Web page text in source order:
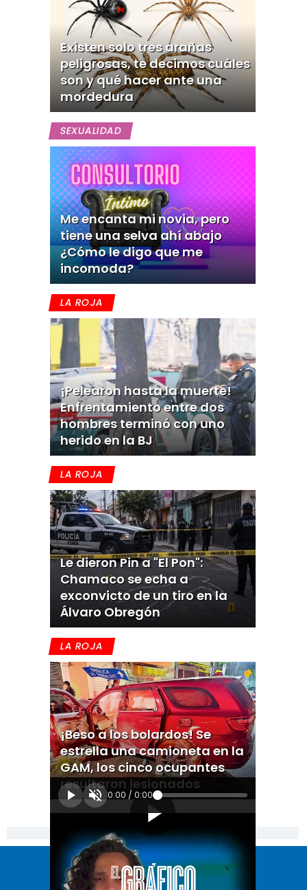
Existen solo tres arañas
peligrosas, te decimos cuáles
son y qué hacer ante una
mordedura
SEXUALIDAD
Me encanta mi novia, pero
tiene una selva ahí abajo
¿Cómo le digo que me
incomoda?
LA ROJA
¡Pelearon hasta la muerte!
Enfrentamiento entre dos
hombres terminó con uno
herido en la BJ
LA ROJA
Le dieron Pin a "El Pon":
Chamaco se echa a
exconvicto de un tiro en la
Álvaro Obregón
LA ROJA
¡Beso a los bolardos! Se
estrella una camioneta en la
GAM, los cinco ocupantes
resultaron lesionados
0:00 / 0:00
[Publicidad]